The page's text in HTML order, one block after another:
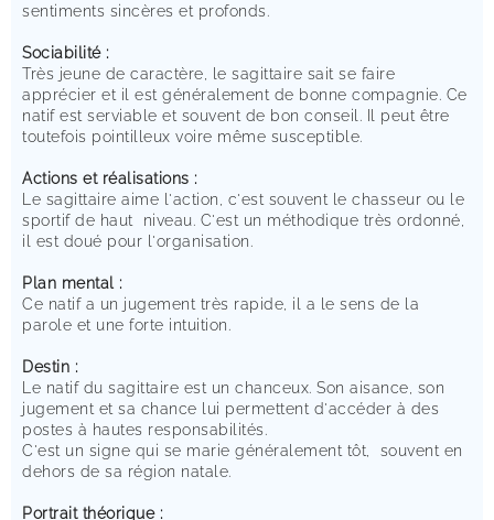
sentiments sincères et profonds.
Sociabilité :
Très jeune de caractère, le sagittaire sait se faire
apprécier et il est généralement de bonne compagnie. Ce
natif est serviable et souvent de bon conseil. Il peut être
toutefois pointilleux voire même susceptible.
Actions et réalisations :
Le sagittaire aime l'action, c'est souvent le chasseur ou le
sportif de haut niveau. C'est un méthodique très ordonné,
il est doué pour l'organisation.
Plan mental :
Ce natif a un jugement très rapide, il a le sens de la
parole et une forte intuition.
Destin :
Le natif du sagittaire est un chanceux. Son aisance, son
jugement et sa chance lui permettent d'accéder à des
postes à hautes responsabilités.
C'est un signe qui se marie généralement tôt, souvent en
dehors de sa région natale.
Portrait théorique :